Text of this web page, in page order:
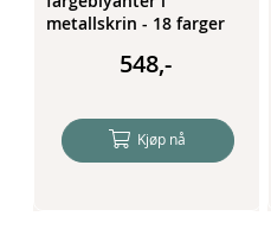
metallskrin - 18 farger
548,-
Kjøp nå